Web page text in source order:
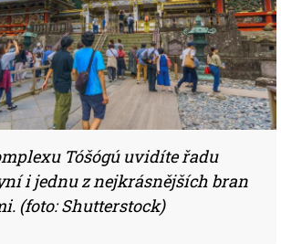
Tóšógú uvidíte řadu
i jednu z nejkrásnějších bran
(foto: Shutterstock)